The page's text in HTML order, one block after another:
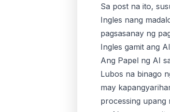
Sa post na ito,
Ingles nang
pagsasanay ng
Ingles gamit ang
Ang Papel ng AI
Lubos na binago
may
processing upang